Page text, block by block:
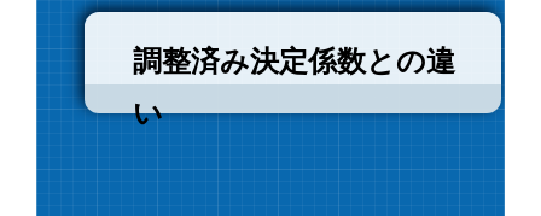
調整済み決定係数との違
い